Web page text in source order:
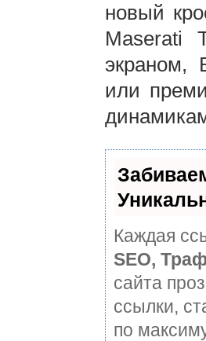
новый
Maserati
экраном,
или
Каждая
SEO,
сайта
ссылки,
по